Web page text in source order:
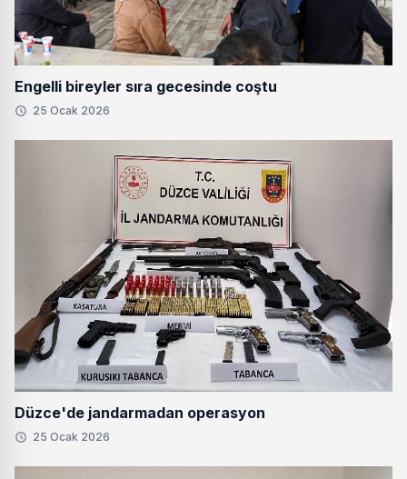
Engelli bireyler sıra gecesinde coştu
25 Ocak 2026
Düzce'de jandarmadan operasyon
25 Ocak 2026